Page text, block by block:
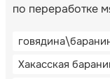
по переработке
Хакасская